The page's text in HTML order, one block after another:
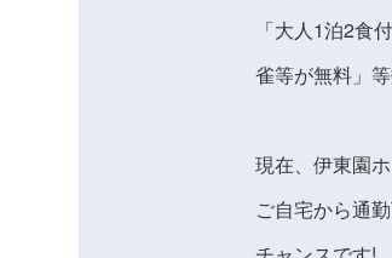
「大人1泊2食
雀等が無料」
現在、伊東園
ご自宅から通